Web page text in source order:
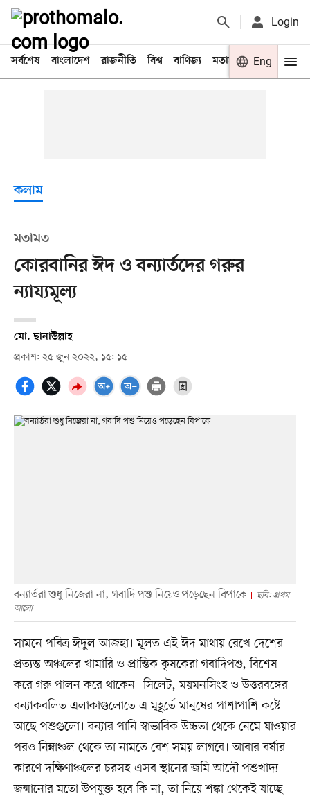
Login
সর্বশেষ বাংলাদেশ রাজনীতি বিশ্ব বাণিজ্য মতামত খেলা
Eng
কলাম
মতামত
কোরবানির ঈদ ও বন্যার্তদের গরুর
ন্যায্যমূল্য
মো. ছানাউল্লাহ
প্রকাশ: ২৫ জুন ২০২২, ১৫: ১৫
বন্যার্তরা শুধু নিজেরা না, গবাদি পশু নিয়েও পড়েছেন বিপাকে
ছবি: প্রথম
আলো
সামনে পবিত্র ঈদুল আজহা। মূলত এই ঈদ মাথায় রেখে দেশের
প্রত্যন্ত অঞ্চলের খামারি ও প্রান্তিক কৃষকেরা গবাদিপশু, বিশেষ
করে গরু পালন করে থাকেন। সিলেট, ময়মনসিংহ ও উত্তরবঙ্গের
বন্যাকবলিত এলাকাগুলোতে এ মুহূর্তে মানুষের পাশাপাশি কষ্টে
আছে পশুগুলো। বন্যার পানি স্বাভাবিক উচ্চতা থেকে নেমে যাওয়ার
পরও নিম্নাঞ্চল থেকে তা নামতে বেশ সময় লাগবে। আবার বর্ষার
কারণে দক্ষিণাঞ্চলের চরসহ এসব স্থানের জমি আদৌ পশুখাদ্য
জন্মানোর মতো উপযুক্ত হবে কি না, তা নিয়ে শঙ্কা থেকেই যাচ্ছে।